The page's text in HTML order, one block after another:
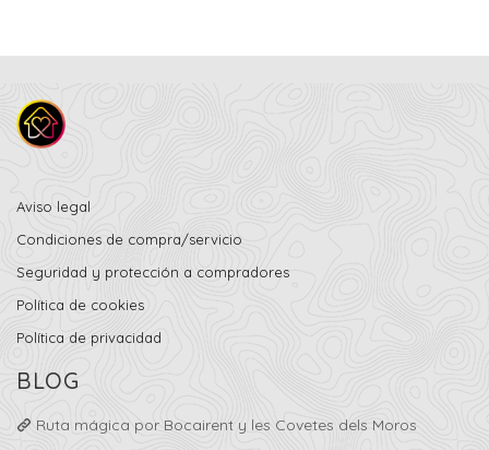
Aviso legal
Condiciones de compra/servicio
Seguridad y protección a compradores
Política de cookies
Política de privacidad
BLOG
Ruta mágica por Bocairent y les Covetes dels Moros